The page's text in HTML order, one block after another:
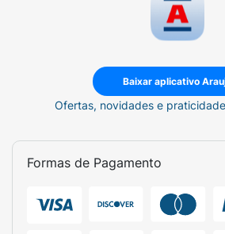
Baixar aplicativo
Ofertas, novidades e
Formas de Pagamento